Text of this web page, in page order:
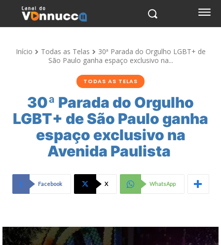
Início Todas as Telas
30ª Parada do Orgulho LGBT+ de
São Paulo ganha espaço exclusivo na...
TODAS AS TELAS
30ª Parada do Orgulho
LGBT+ de São Paulo ganha
espaço exclusivo na
Avenida Paulista
Facebook X WhatsApp